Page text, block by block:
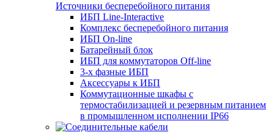
Источники бесперебойного питания
ИБП Line-Interactive
Комплекс бесперебойного питания
ИБП On-line
Батарейный блок
ИБП для коммутаторов Off-line
3-х фазные ИБП
Аксессуары к ИБП
Коммутационные шкафы с
термостабилизацией и резервным питанием
в промышленном исполнении IP66